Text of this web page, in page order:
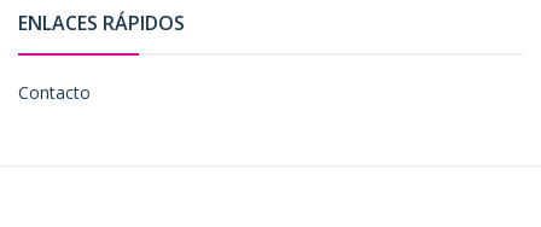
ENLACES RÁPIDOS
Contacto